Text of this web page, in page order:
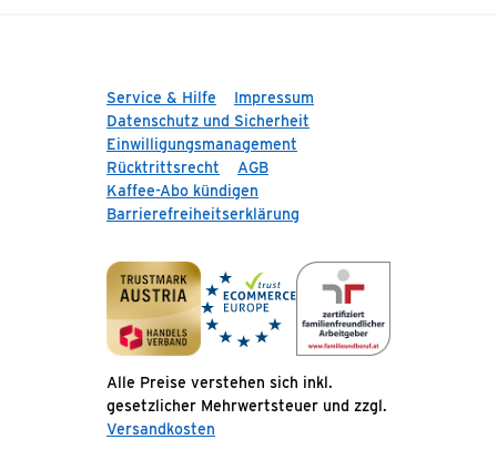
Service & Hilfe
Impressum
Datenschutz und Sicherheit
Einwilligungsmanagement
Rücktrittsrecht
AGB
Kaffee-Abo kündigen
Barrierefreiheitserklärung
Alle Preise verstehen sich inkl.
gesetzlicher Mehrwertsteuer und zzgl.
Versandkosten